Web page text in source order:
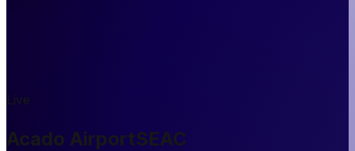
Live
Acado AirportSEAC